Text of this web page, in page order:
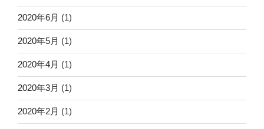
2020年6月 (1)
2020年5月 (1)
2020年4月 (1)
2020年3月 (1)
2020年2月 (1)